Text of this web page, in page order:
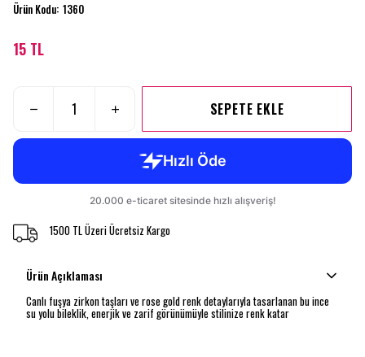
Ürün Kodu: 1360
15 TL
SEPETE EKLE
1500 TL Üzeri Ücretsiz Kargo
Ürün Açıklaması
Canlı fuşya zirkon taşları ve rose gold renk detaylarıyla tasarlanan bu ince
su yolu bileklik, enerjik ve zarif görünümüyle stilinize renk katar